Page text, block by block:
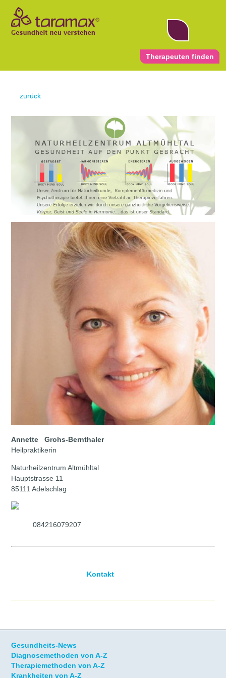
Therapeuten finden
Wie finde ich den richtigen Therapeuten für mich
Wie bereite ich mich auf den ersten Besuch vor?
Krankheiten
Warum fasten und entgiften Anti Aging für unsere Zellen sind
Krankheiten von A-Z
Warum bin ich eigentlich krank?
Was bedeutet "Ganzheitlich"?
Können wir schlauer sein als die Natur?
Fachinformationen
Bonus bei der isg-akademie für Taramax-Therapeuten
Sixt-Partnerprogramm für Taramax-Therapeuten
zurück
Annette
Grohs-Bernthaler
Heilpraktikerin
Naturheilzentrum Altmühltal
Hauptstrasse 11
85111Adelschlag
084216079207
Kontakt
Gesundheits-News
Diagnosemethoden von A-Z
Therapiemethoden von A-Z
Krankheiten von A-Z